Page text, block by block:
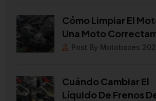
Cómo Limpiar El
Una Moto
Post By Motoboxes
Cuándo Cambiar El
Líquido De Frenos